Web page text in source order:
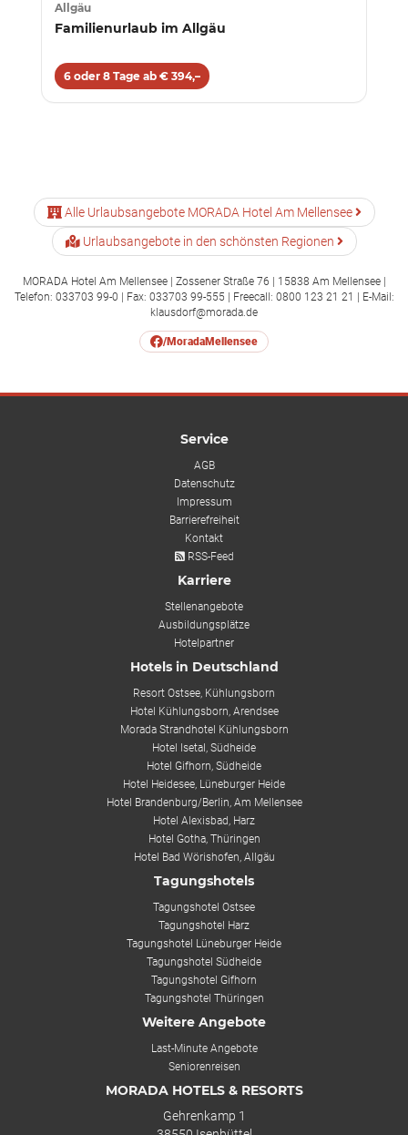
Allgäu
Familienurlaub im Allgäu
6 oder 8 Tage ab € 394,–
Alle Urlaubsangebote MORADA Hotel Am Mellensee
Urlaubsangebote in den schönsten Regionen
MORADA Hotel Am Mellensee | Zossener Straße 76 | 15838 Am Mellensee |
Telefon: 033703 99-0 | Fax: 033703 99-555 | Freecall: 0800 123 21 21 | E-Mail:
klausdorf@morada.de
/MoradaMellensee
Service
AGB
Datenschutz
Impressum
Barrierefreiheit
Kontakt
RSS-Feed
Karriere
Stellenangebote
Ausbildungsplätze
Hotelpartner
Hotels in Deutschland
Resort Ostsee, Kühlungsborn
Hotel Kühlungsborn, Arendsee
Morada Strandhotel Kühlungsborn
Hotel Isetal, Südheide
Hotel Gifhorn, Südheide
Hotel Heidesee, Lüneburger Heide
Hotel Brandenburg/Berlin, Am Mellensee
Hotel Alexisbad, Harz
Hotel Gotha, Thüringen
Hotel Bad Wörishofen, Allgäu
Tagungshotels
Tagungshotel Ostsee
Tagungshotel Harz
Tagungshotel Lüneburger Heide
Tagungshotel Südheide
Tagungshotel Gifhorn
Tagungshotel Thüringen
Weitere Angebote
Last-Minute Angebote
Seniorenreisen
MORADA HOTELS & RESORTS
Gehrenkamp 1